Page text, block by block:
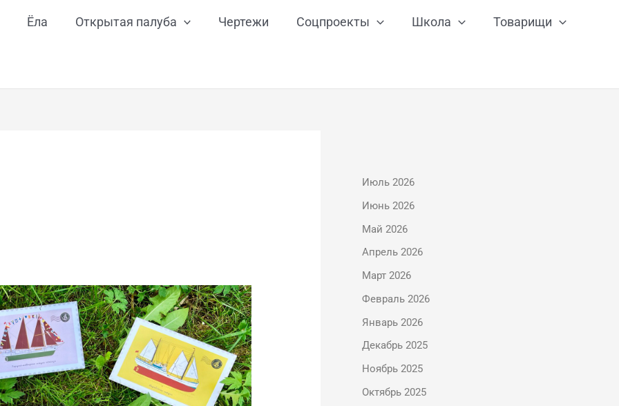
Ёла Открытая палуба Чертежи Соцпроекты Школа Товарищи
Июль 2026
Июнь 2026
Май 2026
Апрель 2026
Март 2026
Февраль 2026
Январь 2026
Декабрь 2025
Ноябрь 2025
Октябрь 2025